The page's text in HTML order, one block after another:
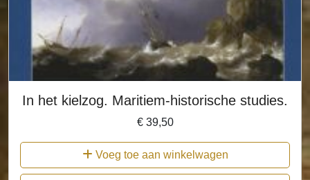
In het kielzog. Maritiem-historische studies.
€39,50
Voeg toe aan winkelwagen